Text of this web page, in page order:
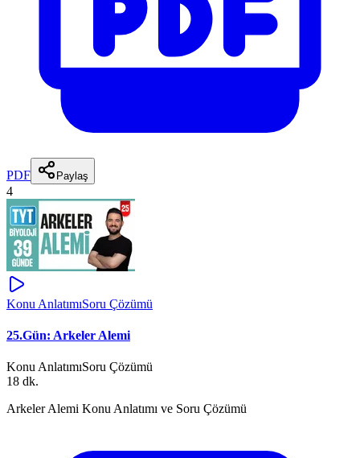
PDF Paylaş
4
Konu AnlatımıSoru Çözümü
25.Gün: Arkeler Alemi
Konu AnlatımıSoru Çözümü
18 dk.
Arkeler Alemi Konu Anlatımı ve Soru Çözümü